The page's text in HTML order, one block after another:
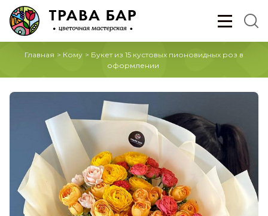
Главная > Кому > Букет из 15 кустовых пионовидных роз в
оформлении